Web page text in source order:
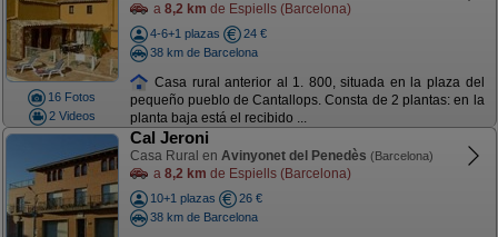
16 Fotos
2 Videos
a 8,2 km de Espiells (Barcelona)
4-6+1 plazas
24 €
38 km de Barcelona
Casa rural anterior al 1. 800, situada en la plaza del
pequeño pueblo de Cantallops. Consta de 2 plantas: en la
planta baja está el recibido ...
Cal Jeroni
Casa Rural en Avinyonet del Penedès (Barcelona)
a 8,2 km de Espiells (Barcelona)
10+1 plazas
26 €
38 km de Barcelona